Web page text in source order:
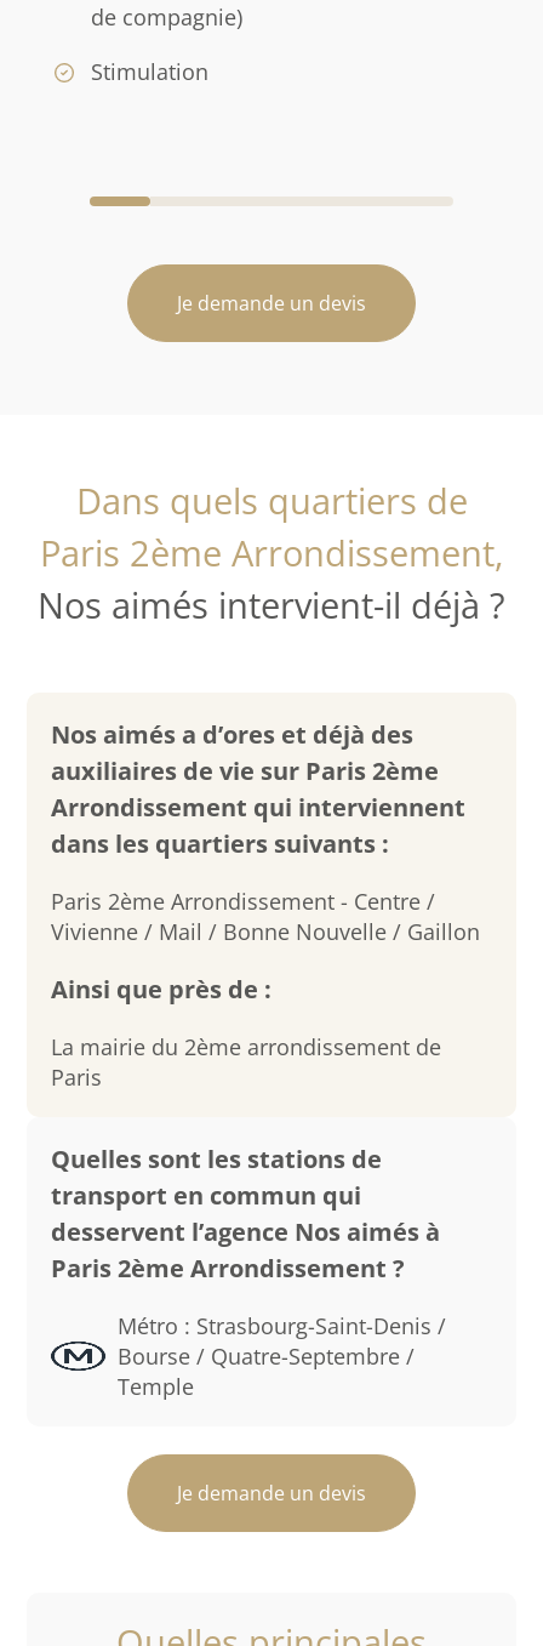
de compagnie)
Stimulation
Je demande un devis
Dans quels quartiers de
Paris 2ème Arrondissement,
Nos aimés intervient-il déjà ?
Nos aimés a d’ores et déjà des
auxiliaires de vie sur Paris 2ème
Arrondissement qui interviennent
dans les quartiers suivants :
Paris 2ème Arrondissement - Centre /
Vivienne / Mail / Bonne Nouvelle / Gaillon
Ainsi que près de :
La mairie du 2ème arrondissement de
Paris
Quelles sont les stations de
transport en commun qui
desservent l’agence Nos aimés à
Paris 2ème Arrondissement ?
Métro : Strasbourg-Saint-Denis /
Bourse / Quatre-Septembre /
Temple
Je demande un devis